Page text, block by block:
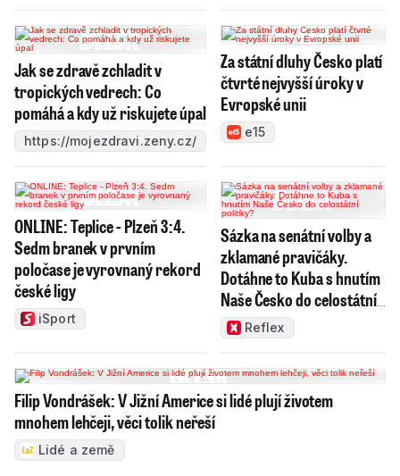
Jak se zdravě zchladit v
tropických vedrech: Co
pomáhá a kdy už riskujete úpal
https://mojezdravi.zeny.cz/
Za státní dluhy Česko platí
čtvrté nejvyšší úroky v
Evropské unii
e15
ONLINE: Teplice - Plzeň 3:4.
Sedm branek v prvním
poločase je vyrovnaný rekord
české ligy
iSport
Sázka na senátní volby a
zklamané pravičáky.
Dotáhne to Kuba s hnutím
Naše Česko do celostátní
politiky?
Reflex
Filip Vondrášek: V Jižní Americe si lidé plují životem
mnohem lehčeji, věci tolik neřeší
Lidé a země